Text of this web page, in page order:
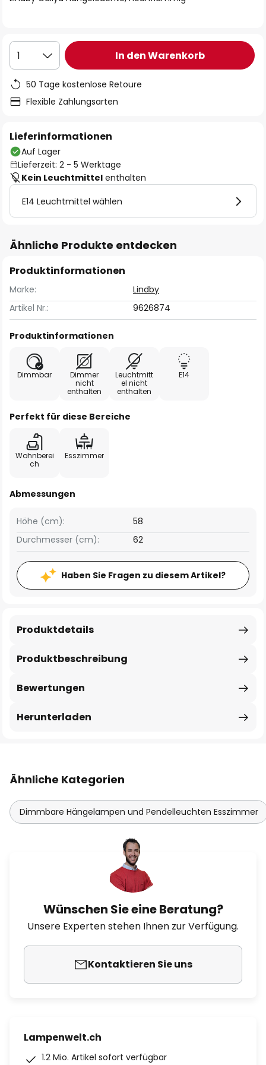
1 In den Warenkorb
50 Tage kostenlose Retoure
Flexible Zahlungsarten
Lieferinformationen
Auf Lager
Lieferzeit: 2 - 5 Werktage
Kein Leuchtmittel enthalten
E14 Leuchtmittel wählen
Ähnliche Produkte entdecken
Produktinformationen
Marke:
Lindby
Artikel Nr.:
9626874
Produktinformationen
Dimmbar
Dimmer
nicht
enthalten
Leuchtmitt
el nicht
enthalten
E14
Perfekt für diese Bereiche
Wohnberei
ch
Esszimmer
Abmessungen
Höhe (cm):
58
Durchmesser (cm):
62
Haben Sie Fragen zu diesem Artikel?
Produktbeschreibung
Produktdetails
Bewertungen
Herunterladen
Ähnliche Kategorien
Dimmbare Hängelampen und Pendelleuchten Esszimmer
Wünschen Sie eine Beratung?
Unsere Experten stehen Ihnen zur Verfügung.
Kontaktieren Sie uns
Lampenwelt.ch
1.2 Mio. Artikel sofort verfügbar